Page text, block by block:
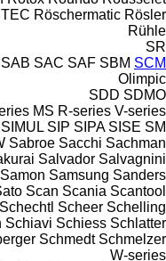
Röschermatic Rösler
Rühle
SR
SAB SAC SAF SBM SCM
Olimpic
SDD SDMO
MS R-series V-series
SIMUL SIP SIPA SISE SM
Sabroe Sacchi Sachman
Salvador Salvagnini
Samon Samsung Sanders
Scan Scania Scantool
Schechtl Scheer Schelling
Schiavi Schiess Schlatter
Schmedt Schmelzer
W-series